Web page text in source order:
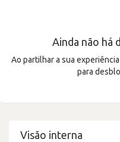
Ainda não há
Ao partilhar a sua
para
Visão interna